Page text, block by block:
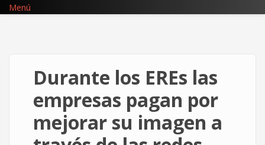
Pasar
Menú
Durante los EREs las
empresas pagan por
mejorar su imagen a